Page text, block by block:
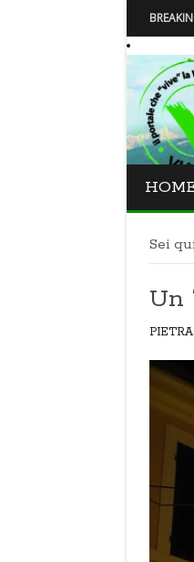
Festival La Versiliana - La
Sei
Un